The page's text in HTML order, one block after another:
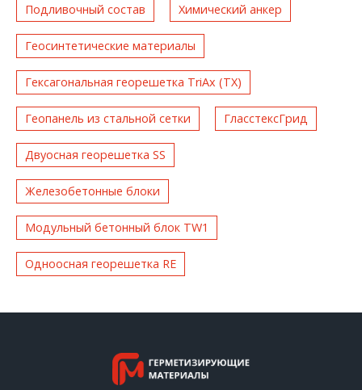
Подливочный состав Химический анкер
Геосинтетические материалы
Гексагональная георешетка TriAx (TX)
Геопанель из стальной сетки ГласстексГрид
Двуосная георешетка SS
Железобетонные блоки
Модульный бетонный блок TW1
Одноосная георешетка RE